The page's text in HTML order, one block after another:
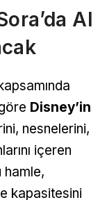
AI
Disney’in
nesnelerini,
içeren
hamle,
kapasitesini